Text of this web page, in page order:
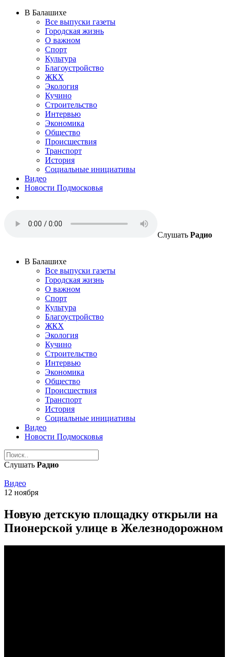
В Балашихе
Все выпуски газеты
Городская жизнь
О важном
Спорт
Культура
Благоустройство
ЖКХ
Экология
Кучино
Строительство
Интервью
Экономика
Общество
Происшествия
Транспорт
История
Социальные инициативы
Видео
Новости Подмосковья
Слушать Радио
В Балашихе
Все выпуски газеты
Городская жизнь
О важном
Спорт
Культура
Благоустройство
ЖКХ
Экология
Кучино
Строительство
Интервью
Экономика
Общество
Происшествия
Транспорт
История
Социальные инициативы
Видео
Новости Подмосковья
Слушать Радио
Видео
12 ноября
Новую детскую площадку открыли на
Пионерской улице в Железнодорожном